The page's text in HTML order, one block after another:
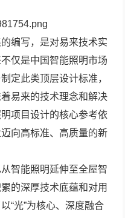
编写，是对易来技术实
仅是中国智能照明市场
定此类顶层设计标准，
易来的技术理念和解决
项目设计的核心参考依
向高标准、高质量的新
智能照明延伸至全屋智
的深厚技术底蕴和对用
“光”为核心、深度融合